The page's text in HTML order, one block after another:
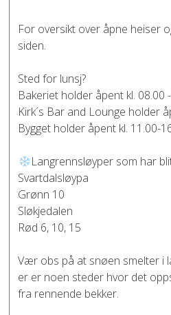
For oversikt over åpne heiser
siden.
Sted for lunsj?
Bakeriet holder åpent kl. 08.00
Kirk´s Bar and Lounge holder
Bygget holder åpent kl. 11.00-
Langrennsløyper som har
Svartdalsløypa
Grønn 10
Sløkjedalen
Rød 6, 10, 15
Vær obs på at snøen smelter i
er er noen steder hvor det
fra rennende bekker.